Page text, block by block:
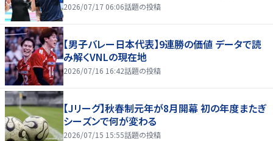
2026/07/17 06:06話題の投稿
【男子バレー日本代表】9連勝の価値 データで読
み解くVNLの現在地
2026/07/16 16:42話題の投稿
【Jリーグ】秋春制元年が8月開幕 初の年度またぎ
シーズンで何が変わる
2026/07/15 15:55話題の投稿